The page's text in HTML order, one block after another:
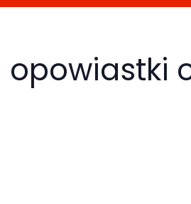
opowiastki